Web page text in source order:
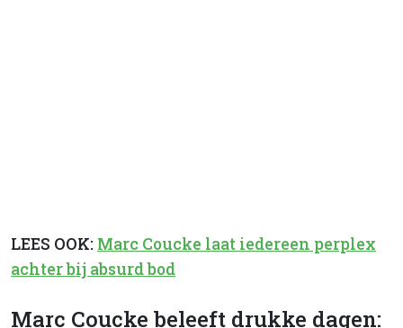
LEES OOK: Marc Coucke laat iedereen perplex
achter bij absurd bod
Marc Coucke beleeft drukke dagen: